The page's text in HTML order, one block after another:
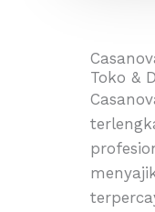
Toko &